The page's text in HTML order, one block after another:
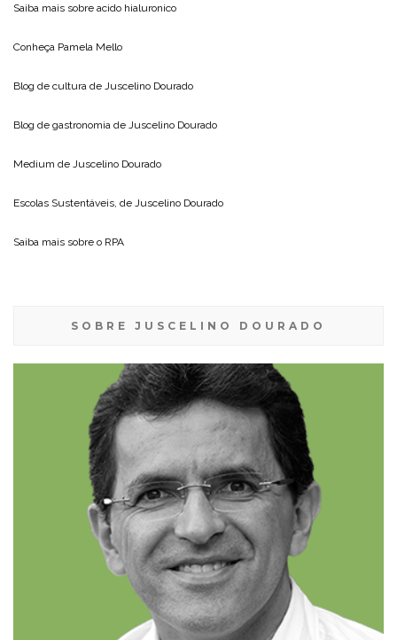
Saiba mais sobre acido hialuronico
Conheça Pamela Mello
Blog de cultura de Juscelino Dourado
Blog de gastronomia de Juscelino Dourado
Medium de Juscelino Dourado
Escolas Sustentáveis, de Juscelino Dourado
Saiba mais sobre o RPA
SOBRE JUSCELINO DOURADO